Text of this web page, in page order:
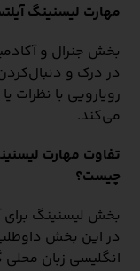
مهارت لیسنینگ
در درک و
رویارویی با نظرات
می‌کند.
تفاوت مهارت
چیست؟
بخش لیسنینگ
در این بخش
انگلیسی‌ زبان